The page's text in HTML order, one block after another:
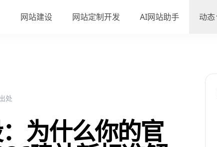
网站建设 网站定制开发 AI网站助手 动态
处
为什么你的官